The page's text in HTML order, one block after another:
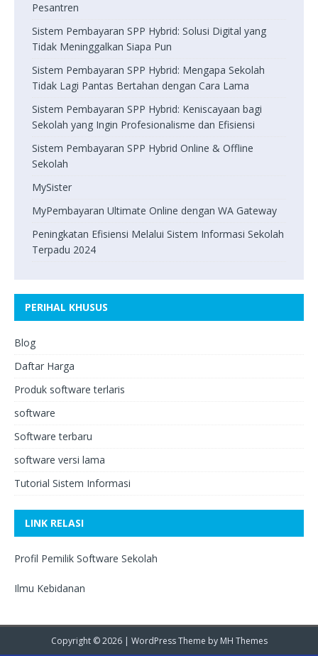
Pesantren
Sistem Pembayaran SPP Hybrid: Solusi Digital yang
Tidak Meninggalkan Siapa Pun
Sistem Pembayaran SPP Hybrid: Mengapa Sekolah
Tidak Lagi Pantas Bertahan dengan Cara Lama
Sistem Pembayaran SPP Hybrid: Keniscayaan bagi
Sekolah yang Ingin Profesionalisme dan Efisiensi
Sistem Pembayaran SPP Hybrid Online & Offline
Sekolah
MySister
MyPembayaran Ultimate Online dengan WA Gateway
Peningkatan Efisiensi Melalui Sistem Informasi Sekolah
Terpadu 2024
PERIHAL KHUSUS
Blog
Daftar Harga
Produk software terlaris
software
Software terbaru
software versi lama
Tutorial Sistem Informasi
LINK RELASI
Profil Pemilik Software Sekolah
Ilmu Kebidanan
Copyright © 2026 | WordPress Theme by MH Themes